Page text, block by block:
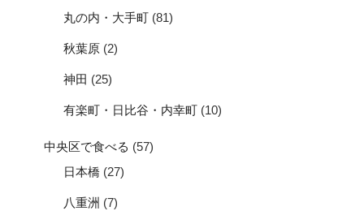
丸の内・大手町 (81)
秋葉原 (2)
神田 (25)
有楽町・日比谷・内幸町 (10)
中央区で食べる (57)
日本橋 (27)
八重洲 (7)